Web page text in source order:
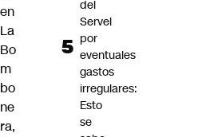
en
La
Bo
m
bo
ne
ra,
del
Servel
por
eventuales
gastos
irregulares:
Esto
se